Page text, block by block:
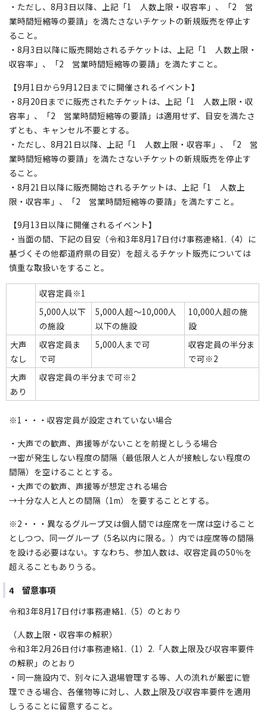
・ただし、8月3日以降、上記「1 人数上限・収容率」、「2 営
業時間短縮等の要請」を満たさないチケットの新規販売を停止す
ること。
・8月3日以降に販売開始されるチケットは、上記「1 人数上限・
収容率」、「2 営業時間短縮等の要請」を満たすこと。
【9月1日から9月12日までに開催されるイベント】
・8月20日までに販売されたチケットは、上記「1 人数上限・収
容率」、「2 営業時間短縮等の要請」は適用せず、目安を満たさ
ずとも、キャンセル不要とする。
・ただし、8月21日以降、上記「1 人数上限・収容率」、「2 営
業時間短縮等の要請」を満たさないチケットの新規販売を停止す
ること。
・8月21日以降に販売開始されるチケットは、上記「1 人数上
限・収容率」、「2 営業時間短縮等の要請」を満たすこと。
【9月13日以降に開催されるイベント】
・当面の間、下記の目安（令和3年8月17日付け事務連絡1.（4）に
基づくその他都道府県の目安）を超えるチケット販売については
慎重な取扱いをすること。
収容定員※1
5,000人以下
の施設
5,000人超～10,000人
以下の施設
10,000人超の施
設
大声
なし
収容定員ま
で可
5,000人まで可
収容定員の半分ま
で可※2
大声
あり
収容定員の半分まで可※2
※1・・・収容定員が設定されていない場合
・大声での歓声、声援等がないことを前提としうる場合
→密が発生しない程度の間隔（最低限人と人が接触しない程度の
間隔）を空けることとする。
・大声での歓声、声援等が想定される場合
→十分な人と人との間隔（1m） を要することとする。
※2・・・異なるグループ又は個人間では座席を一席は空けること
としつつ、同一グループ（5名以内に限る。）内では座席等の間隔
を設ける必要はない。すなわち、参加人数は、収容定員の50％を
超えることもありうる。
4 留意事項
令和3年8月17日付け事務連絡1.（5）のとおり
（人数上限・収容率の解釈）
令和3年2月26日付け事務連絡1.（1）2.「人数上限及び収容率要件
の解釈」のとおり
・同一施設内で、別々に入退場管理する等、人の流れが厳密に管
理できる場合、各催物等に対し、人数上限及び収容率要件を適用
しうることに留意すること。